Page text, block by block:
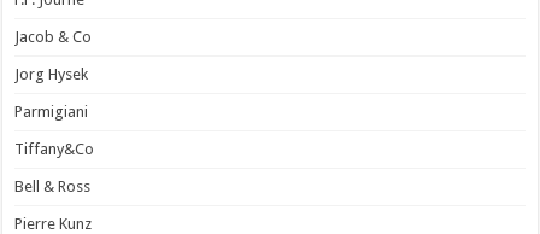
Jacob & Co
Jorg Hysek
Parmigiani
Tiffany&Co
Bell & Ross
Pierre Kunz